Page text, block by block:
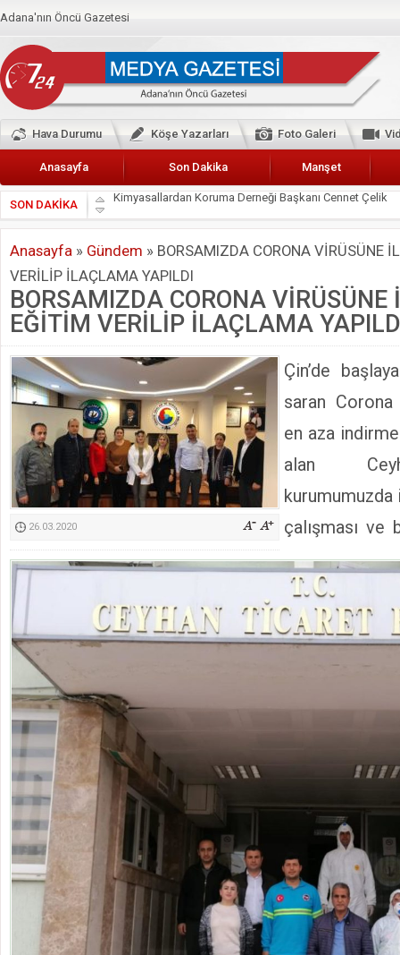
Adana'nın Öncü Gazetesi
Hava Durumu Köşe Yazarları Foto Galeri
Anasayfa Son Dakika Manşet
SON DAKİKA
Başkan Güler’den Başkan Karalar’a hizmet çağrısı
Lokantacılar ve Kebapçılar Esnaf Odası Başkanı Şefik
Hak-İş Abdurrahman Yücel
HDP İL BİNASININ ÖNÜNDE ANNELER TARİH
CEYHAN TİCARET ODASI
Hainler emellerine asla erişemeyecekler
BÖLGEMİZ ÇUKUROVA’DA 2019 YILI PAMUK
İyi Parti Yüreğir İlçe Başkanı Enis Akyürek
Kimyasallardan Koruma Derneği Başkanı Cennet Çelik
Anasayfa » Gündem » BORSAMIZDA CORONA VİRÜSÜNE
VERİLİP İLAÇLAMA YAPILDI
BORSAMIZDA CORONA VİRÜSÜNE
EĞİTİM VERİLİP İLAÇLAMA
26.03.2020
Çin’de
saran
en aza
alan
çalışması